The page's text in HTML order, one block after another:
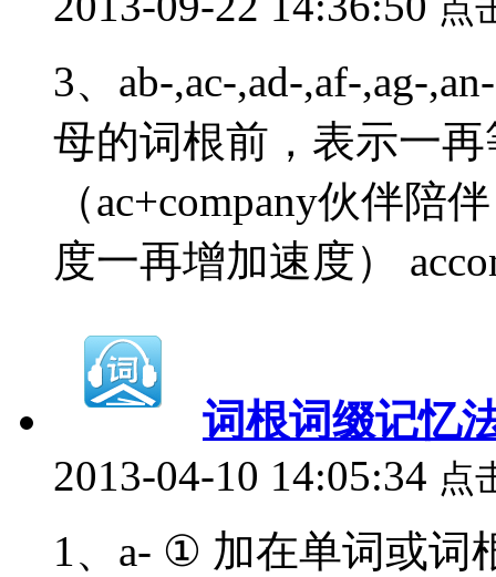
点
3、ab-,ac-,ad-,af-,ag-
母的词根前，表示一再
（ac+company伙伴陪
度一再增加速度）
词根词缀记忆
2013-04-10 14:05:34 点
1、a- ① 加在单词或词